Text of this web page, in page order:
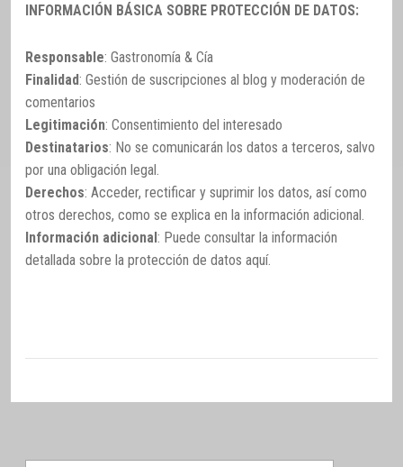
INFORMACIÓN BÁSICA SOBRE PROTECCIÓN DE DATOS:
Responsable: Gastronomía & Cía
Finalidad: Gestión de suscripciones al blog y moderación de
comentarios
Legitimación: Consentimiento del interesado
Destinatarios: No se comunicarán los datos a terceros, salvo
por una obligación legal.
Derechos: Acceder, rectificar y suprimir los datos, así como
otros derechos, como se explica en la información adicional.
Información adicional: Puede consultar la información
detallada sobre la protección de datos aquí.